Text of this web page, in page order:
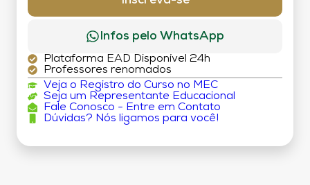
Infos pelo WhatsApp
Plataforma EAD Disponível 24h
Professores renomados
Veja o Registro do Curso no MEC
Seja um Representante Educacional
Fale Conosco - Entre em Contato
Dúvidas? Nós ligamos para você!